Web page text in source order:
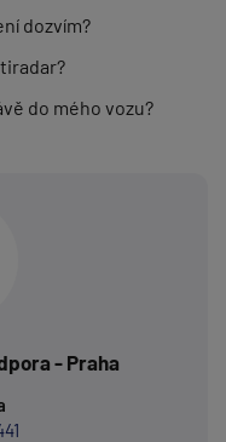
dozvím?
do mého vozu?
- Praha